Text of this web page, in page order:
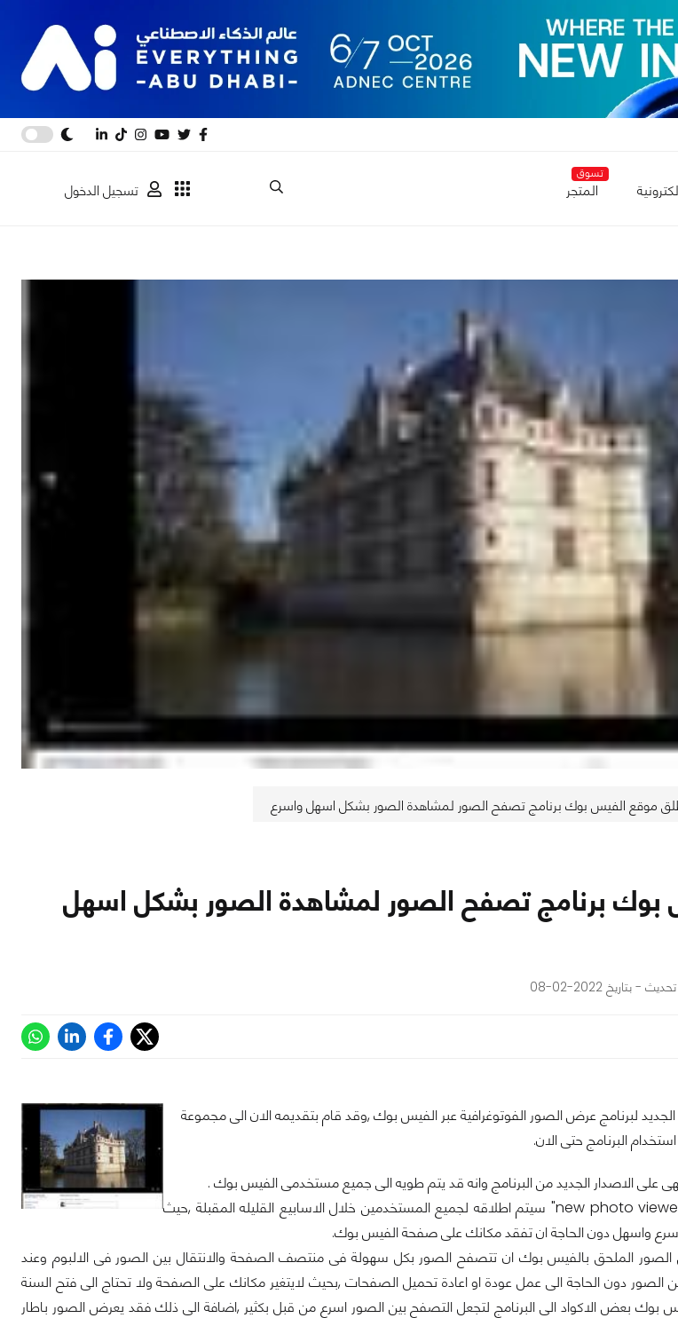
تسوق
المتجر تسجيل الدخول
موقع الفيس بوك برنامج تصفح الصور لمشاهدة الصور بشكل اسهل واسرع
برنامج تصفح الصور لمشاهدة الصور بشكل اسهل
- بتاريخ 2022-02-08
لبرنامج عرض الصور الفوتوغرافية عبر الفيس بوك ,وقد قام بتقديمه الان الى مجموعة
البرنامج حتى الان.
على الاصدار الجديد من البرنامج وانه قد يتم طويه الى جميع مستخدمى الفيس بوك .
كما صرح الفيس بوك بان برنامج " new photo viewer" سيتم اطلاقه لجميع المستخدمين خلال الاسابيع القليله المقبلة ,حيث
واسهل دون الحاجة ان تفقد مكانك على صفحة الفيس بوك.
الصور الملحق بالفيس بوك ان تتصفح الصور بكل سهولة فى منتصف الصفحة والانتقال بين الصور فى الالبوم وعند
دون الحاجة الى عمل عودة او اعادة تحميل الصفحات ,بحيث لايتغير مكانك على الصفحة ولا تحتاج الى فتح السنة
بعض الاكواد الى البرنامج لتجعل التصفح بين الصور اسرع من قبل بكثير ,اضافة الى ذلك فقد يعرض الصور باطار